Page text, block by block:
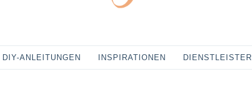
DIY-ANLEITUNGEN INSPIRATIONEN DIENSTLEISTER